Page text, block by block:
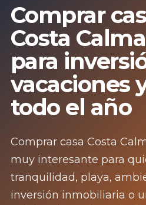
Comprar
Costa
para
vacaciones
todo el año
Comprar casa Costa
muy interesante para
tranquilidad, playa,
inversión inmobiliaria o